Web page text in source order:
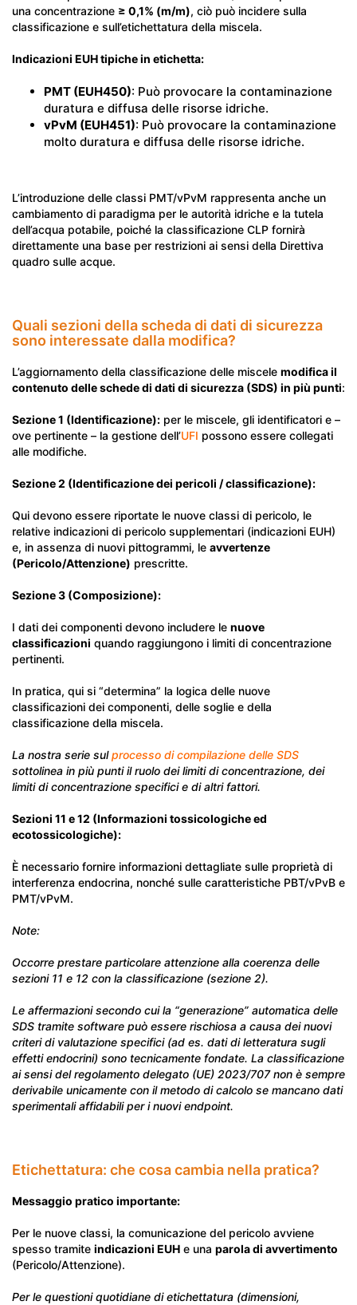
una concentrazione ≥ 0,1% (m/m), ciò può incidere sulla
classificazione e sull’etichettatura della miscela.
Indicazioni EUH tipiche in etichetta:
PMT (EUH450): Può provocare la contaminazione
duratura e diffusa delle risorse idriche.
vPvM (EUH451): Può provocare la contaminazione
molto duratura e diffusa delle risorse idriche.
L’introduzione delle classi PMT/vPvM rappresenta anche un
cambiamento di paradigma per le autorità idriche e la tutela
dell’acqua potabile, poiché la classificazione CLP fornirà
direttamente una base per restrizioni ai sensi della Direttiva
quadro sulle acque.
Quali sezioni della scheda di dati di sicurezza
sono interessate dalla modifica?
L’aggiornamento della classificazione delle miscele modifica il
contenuto delle schede di dati di sicurezza (SDS) in più punti:
Sezione 1 (Identificazione): per le miscele, gli identificatori e –
ove pertinente – la gestione dell’UFI possono essere collegati
alle modifiche.
Sezione 2 (Identificazione dei pericoli / classificazione):
Qui devono essere riportate le nuove classi di pericolo, le
relative indicazioni di pericolo supplementari (indicazioni EUH)
e, in assenza di nuovi pittogrammi, le avvertenze
(Pericolo/Attenzione) prescritte.
Sezione 3 (Composizione):
I dati dei componenti devono includere le nuove
classificazioni quando raggiungono i limiti di concentrazione
pertinenti.
In pratica, qui si “determina” la logica delle nuove
classificazioni dei componenti, delle soglie e della
classificazione della miscela.
La nostra serie sulprocesso di compilazione delle SDS
sottolinea in più punti il ruolo dei limiti di concentrazione, dei
limiti di concentrazione specifici e di altri fattori.
Sezioni 11 e 12 (Informazioni tossicologiche ed
ecotossicologiche):
È necessario fornire informazioni dettagliate sulle proprietà di
interferenza endocrina, nonché sulle caratteristiche PBT/vPvB e
PMT/vPvM.
Note:
Occorre prestare particolare attenzione alla coerenza delle
sezioni 11 e 12 con la classificazione (sezione 2).
Le affermazioni secondo cui la “generazione” automatica delle
SDS tramite software può essere rischiosa a causa dei nuovi
criteri di valutazione specifici (ad es. dati di letteratura sugli
effetti endocrini) sono tecnicamente fondate. La classificazione
ai sensi del regolamento delegato (UE) 2023/707 non è sempre
derivabile unicamente con il metodo di calcolo se mancano dati
sperimentali affidabili per i nuovi endpoint.
Etichettatura: che cosa cambia nella pratica?
Messaggio pratico importante:
Per le nuove classi, la comunicazione del pericolo avviene
spesso tramite indicazioni EUH e una parola di avvertimento
(Pericolo/Attenzione).
Per le questioni quotidiane di etichettatura (dimensioni,